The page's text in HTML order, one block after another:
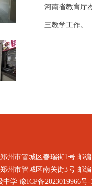
河南省教育厅
三教学工作。
州市管城区春瑞街1号 邮
州市管城区南关街3号 邮
中学 豫ICP备2023019966号-